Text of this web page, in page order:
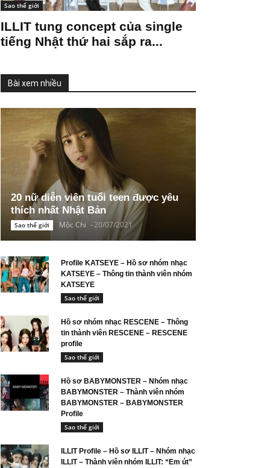
Sao thế giới
ILLIT tung concept của single
tiếng Nhật thứ hai sắp ra...
Bài xem nhiều
20 nữ diễn viên tuổi teen được yêu
thích nhất Nhật Bản
Sao thế giới Mộc Chi -20/07/2021
Profile KATSEYE – Hồ sơ nhóm nhạc
KATSEYE – Thông tin thành viên nhóm
KATSEYE
Sao thế giới
Hồ sơ nhóm nhạc RESCENE – Thông
tin thành viên RESCENE – RESCENE
profile
Sao thế giới
Hồ sơ BABYMONSTER – Nhóm nhạc
BABYMONSTER – Thành viên nhóm
BABYMONSTER – BABYMONSTER
Profile
Sao thế giới
ILLIT Profile – Hồ sơ ILLIT – Nhóm nhạc
ILLIT – Thành viên nhóm ILLIT: “Em út”